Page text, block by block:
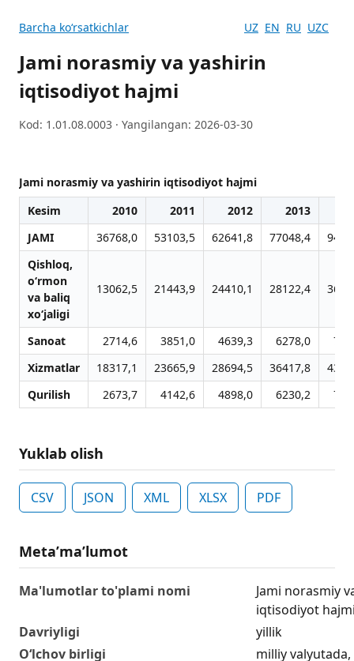
Barcha koʻrsatkichlar UZ EN RU UZC
Jami norasmiy va yashirin
iqtisodiyot hajmi
Kod: 1.01.08.0003 · Yangilangan: 2026-03-30
Jami norasmiy va yashirin iqtisodiyot hajmi
Kesim
2010 2011 2012 2013
JAMI
36768,0 53103,5 62641,8 77048,4
Qishloq,
o‘rmon
vа bаliq
xo‘jаligi
13062,5 21443,9 24410,1 28122,4
Sanoat 2714,6 3851,0 4639,3 6278,0
Xizmatlar
18317,1 23665,9 28694,5 36417,8
Qurilish
2673,7 4142,6 4898,0 6230,2
Yuklab olish
CSV JSON XML XLSX PDF
Metaʼmaʼlumot
Ma'lumotlar to'plami nomi
Jami norasmiy
iqtisodiyot
Davriyligi
yillik
O‘lchov birligi
milliy